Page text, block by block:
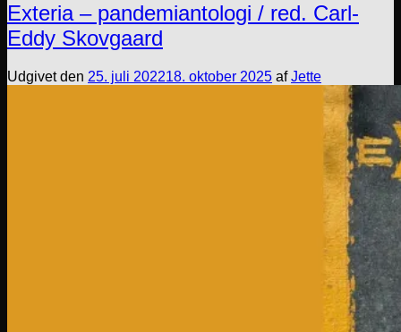
Exteria – pandemiantologi / red. Carl-
Eddy Skovgaard
Udgivet den 25. juli 202218. oktober 2025 afJette